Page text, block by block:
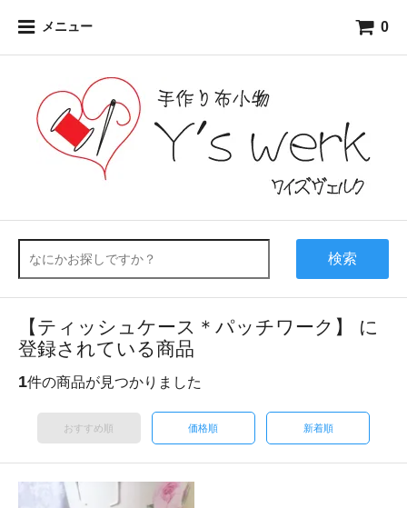
メニュー 0
検索
【ティッシュケース＊パッチワーク】 に
登録されている商品
1件の商品が見つかりました
おすすめ順 価格順 新着順